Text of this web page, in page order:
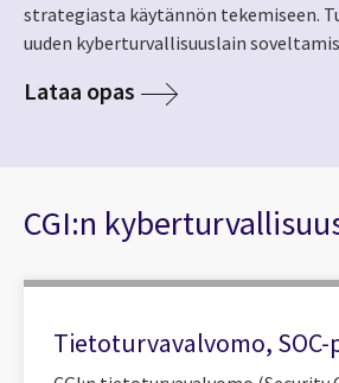
strategiasta käytännön tekemiseen.
uuden kyberturvallisuuslain
Lataa opas
CGI:n
Tietoturvavalvomo, SOC-